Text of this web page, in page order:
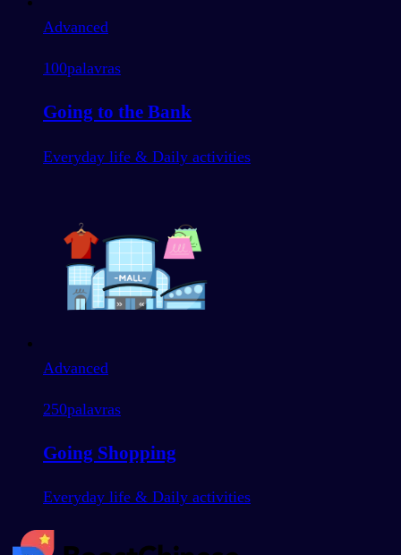
Advanced
100palavras
Going to the Bank
Everyday life & Daily activities
Advanced
250palavras
Going Shopping
Everyday life & Daily activities